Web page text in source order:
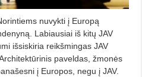
nuvykti į Europą
Labiausiai iš kitų JAV
išsiskiria reikšmingas JAV
paveldas, žmonės
į Europos, negu į JAV.